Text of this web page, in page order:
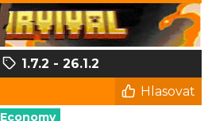
1.7.2 - 26.1.2
Hlasovat
Economy